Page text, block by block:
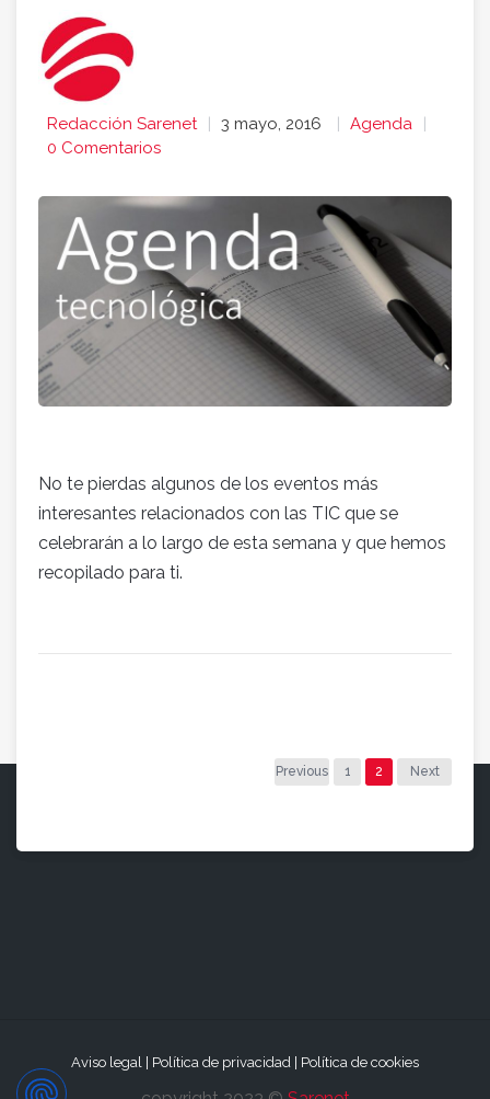
Redacción Sarenet 3 mayo, 2016
Agenda
0 Comentarios
No te pierdas algunos de los eventos más
interesantes relacionados con las TIC que se
celebrarán a lo largo de esta semana y que hemos
recopilado para ti.
Previous 1 2 Next
Aviso legal Política de privacidad Política de cookies